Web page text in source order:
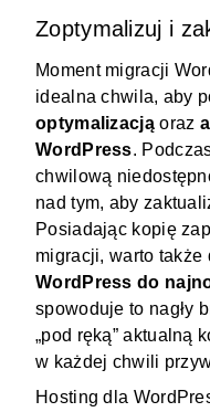
Zoptymalizuj i
Moment migracji
idealna chwila, aby
optymalizacjąoraz
WordPress.
chwilową
nad tym, aby
Posiadając kopię
migracji, warto
WordPress do
spowoduje to nagły
„pod ręką” aktualną
w każdej chwili
Hosting dla